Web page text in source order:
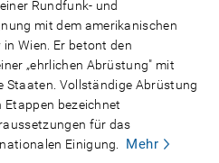
Rundfunk- und
mit dem amerikanischen
Wien. Er betont den
„ehrlichen Abrüstung" mit
Staaten. Vollständige Abrüstung
bezeichnet
für das
Einigung.
Mehr